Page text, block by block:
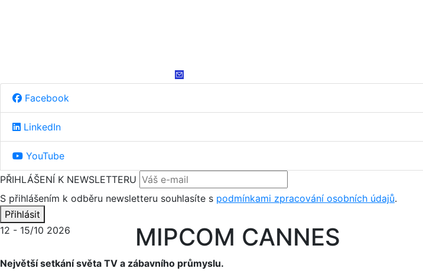
Facebook
LinkedIn
YouTube
PŘIHLÁŠENÍ K NEWSLETTERU
S přihlášením k odběru newsletteru souhlasíte s podmínkami zpracování osobních údajů.
Přihlásit
12 - 15/10 2026
MIPCOM CANNES
Největší setkání světa TV a zábavního průmyslu.